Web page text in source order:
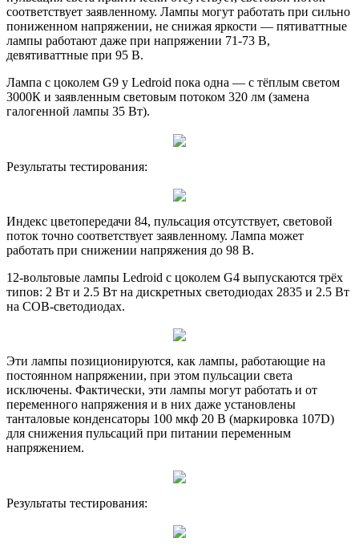
соответствует заявленному. Лампы могут работать при сильно
пониженном напряжении, не снижая яркости — пятиваттные
лампы работают даже при напряжении 71-73 В,
девятиваттные при 95 В.
Лампа с цоколем G9 у Ledroid пока одна — с тёплым светом
3000К и заявленным световым потоком 320 лм (замена
галогенной лампы 35 Вт).
Результаты тестирования:
Индекс цветопередачи 84, пульсация отсутствует, световой
поток точно соответствует заявленному. Лампа может
работать при снижении напряжения до 98 В.
12-вольтовые лампы Ledroid с цоколем G4 выпускаются трёх
типов: 2 Вт и 2.5 Вт на дискретных светодиодах 2835 и 2.5 Вт
на COB-светодиодах.
Эти лампы позиционируются, как лампы, работающие на
постоянном напряжении, при этом пульсации света
исключены. Фактически, эти лампы могут работать и от
переменного напряжения и в них даже установлены
танталовые конденсаторы 100 мкф 20 В (маркировка 107D)
для снижения пульсаций при питании переменным
напряжением.
Результаты тестирования: